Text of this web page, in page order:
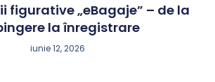
figurative „eBagaje” – de la
la înregistrare
iunie 12, 2026